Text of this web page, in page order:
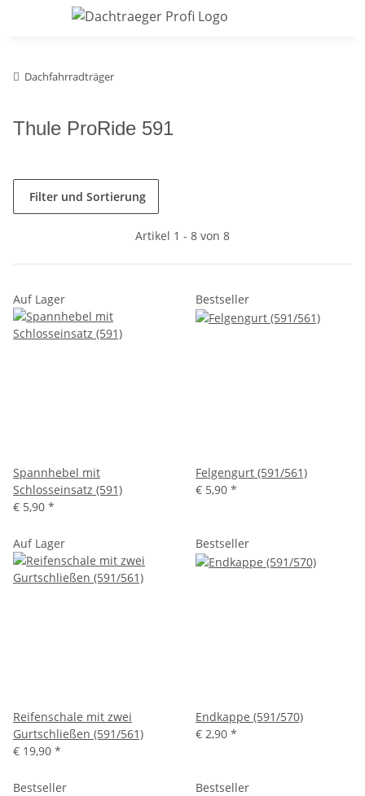
Dachfahrradträger
Thule ProRide 591
Filter und Sortierung
Artikel 1 - 8 von 8
Auf Lager
Spannhebel mit
Schlosseinsatz (591)
€ 5,90 *
Bestseller
Felgengurt (591/561)
€ 5,90 *
Auf Lager
Reifenschale mit zwei
Gurtschließen (591/561)
€ 19,90 *
Bestseller
Endkappe (591/570)
€ 2,90 *
Bestseller Bestseller